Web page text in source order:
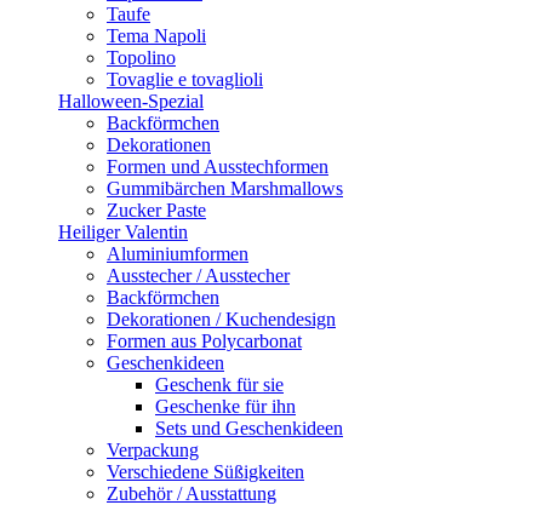
Taufe
Tema Napoli
Topolino
Tovaglie e tovaglioli
Halloween-Spezial
Backförmchen
Dekorationen
Formen und Ausstechformen
Gummibärchen Marshmallows
Zucker Paste
Heiliger Valentin
Aluminiumformen
Ausstecher / Ausstecher
Backförmchen
Dekorationen / Kuchendesign
Formen aus Polycarbonat
Geschenkideen
Geschenk für sie
Geschenke für ihn
Sets und Geschenkideen
Verpackung
Verschiedene Süßigkeiten
Zubehör / Ausstattung